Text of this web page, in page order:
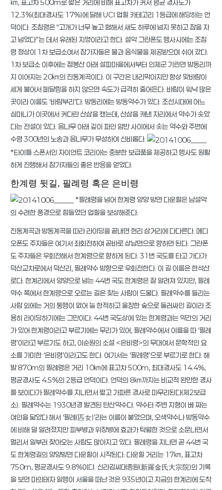
㎞, 표고차 500m로 짧은 거리에 비해 표고차가 커서 평균 경사도가
12.3%(최대경사도 17%)에 달해 UCI 업힐 카테고리 1등급에 해당하는 언
덕이다. 조침령은 “고개가 너무 높고 험해서 새도 하루에 넘지 못하고 잠을 자
고 넘었다”는 데서 유래된 지명이라고 한다. 설악 그란폰도 행사시에는 조침
령 정상이 1차 보급소여서 참가자들은 물과 음식물을 제공받으며 쉬어 갔다.
1차 보급소 이후에는 점봉산 아래 설피마을에서부터 인제군 기린면 방동리까
지 이어지는 20㎞의 진동계곡이다. 이 구간은 내리막이지만 항상 맞바람이
세게 불어서 페달링을 하지 않으면 속도가 급격히 줄어든다. 바람이 워낙 많은
곳이라 이름도 ‘바람부리’다. 방동리에는 방동약수가 있다. 조선시대에 어느
심마니가 이곳에서 커다란 산삼을 캤는데, 산삼을 캐낸 자리에서 약수가 솟았
다는 전설이 있다. 음나무 아래 깊이 파인 암반 사이에서 솟는 약수와 주변에
수령 300년의 노송과 음나무가 무성하여 신비롭다.
*타이틀 스폰서인 자이언트 코리아는 충분한 보급품을 제공하고 행사도 원활
하게 진행해서 참가자들의 좋은 반응을 얻었다.
한계령 뒷길, 필례령 혹은 은비령
*필례령을 넘어 한계령 양양 방면 다운힐은 남설악
의 수려한 풍경으로 힘들었던 업힐을 보상해준다.
진동계곡과 방동계곡을 따라 라이딩을 끝내면 현리 삼거리에 다다른다. 메디
오폰도 주자들은 여기서 좌회전하여 곧바로 상남면으로 향하면 된다. 그란폰
도 주자들은 우회전해서 한계령으로 향하게 된다. 31번 국도를 타고 가다가
덕산교차로에서 덕산리, 필례약수 방향으로 우회전한다. 이 길 이름은 한석산
로다. 한계리에서 양양으로 넘는 44번 국도 한계령은 잘 알려져 있지만, 필례
약수 쪽에서 한계령으로 오르는 길은 찾는 사람이 드물다. 필례약수를 들리는
사람 외에는 거의 통행이 없어 늘 한적하고 울창한 숲으로 둘러싸인 길이라 조
용히 라이딩하기에는 그만이다. 44번 국도상에 있는 한계령과는 약간의 거리
가 있어 한계령이라고 부르기에는 무리가 있어, 필례약수에서 이름을 따 ‘필례
령’이라고 부르기도 하고, 이순원의 소설 <은비령>의 무대여서 문학적인 요
소를 가미한 ‘은비령’이라고도 한다. 여기서는 ‘필례령’으로 부르기로 한다. 해
발 870m의 필례령은 거리 10㎞에 표고차 500m, 최대경사도 14.4%,
평균경사도 4.5%의 2등급 언덕이다. 언덕의 8㎞까지는 비교적 완만한 경사
를 보이다가 필례약수를 지나면서 짧고 가파른 경사로 마무리된다(제2보급
소). 필례약수는 1930년경 발견된 탄산약수다. 약수터 주변 지형이 베 짜는
여인을 닮았다 해서 ‘필례(匹女)’라는 이름이 붙었으며, 오색약수나 방동약수
에 비해 덜 알려졌지만 피부병과 위장병에 효과가 탁월한 것으로 소문나면서
멀리서 일부러 찾아오는 사람도 많아지고 있다. 필례령을 지나면 곧 44번 국
도 한계령길의 양양방면 다운힐이 시작된다. 다운힐 거리는 17㎞, 표고차
750m, 평균경사도 9.8%이다. 신라김씨대종원(新羅金氏大宗院)의 기록
을 보면 마의태자 일행이 서울을 떠난 것은 935년이고 지금의 한계리에 도착